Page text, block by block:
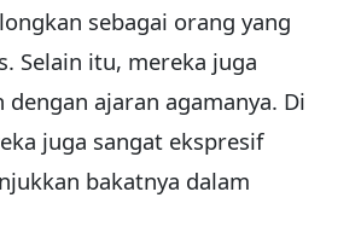
sebagai orang yang
Selain itu, mereka juga
dengan ajaran agamanya. Di
juga sangat ekspresif
bakatnya dalam